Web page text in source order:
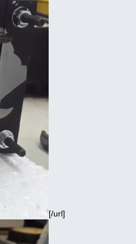
[/url]